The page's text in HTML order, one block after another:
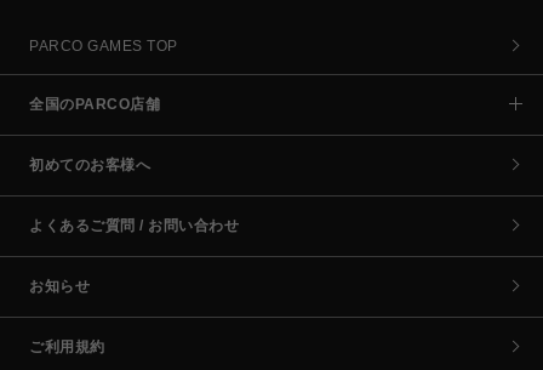
PARCO GAMES TOP
全国のPARCO店舗
初めてのお客様へ
よくあるご質問 / お問い合わせ
お知らせ
ご利用規約